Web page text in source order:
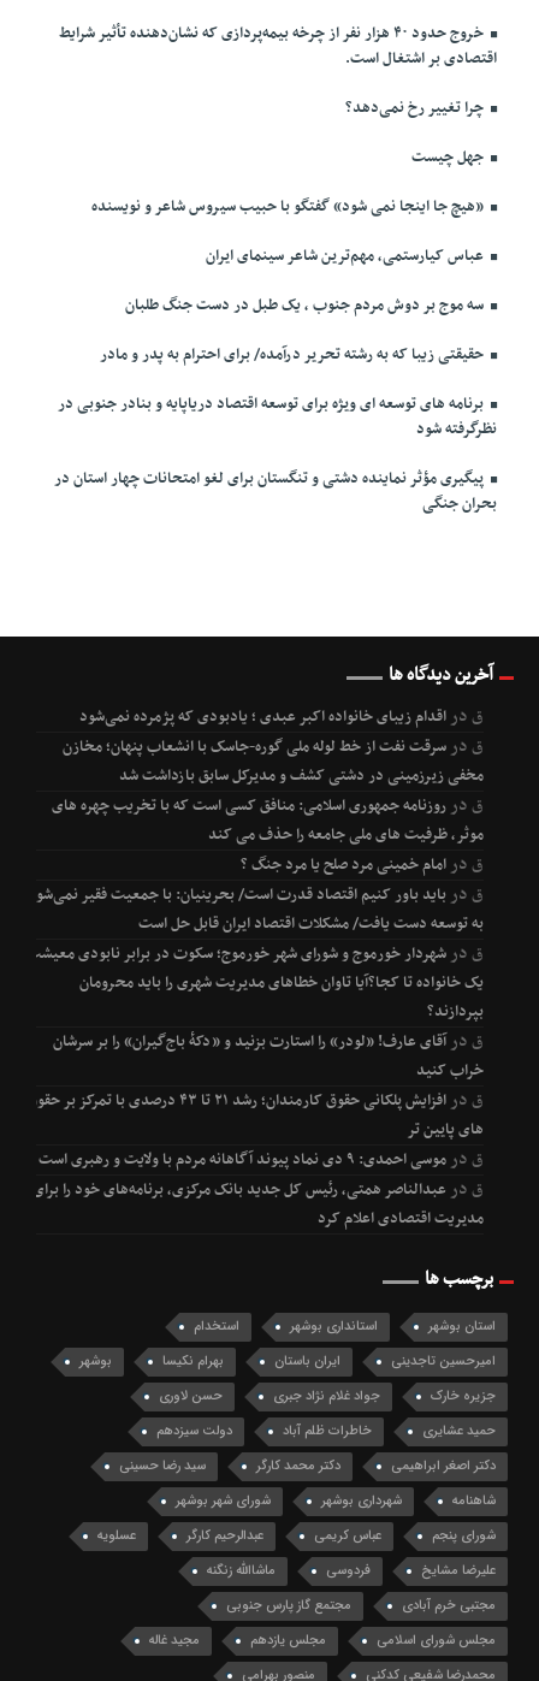
خروج حدود ۴۰ هزار نفر از چرخه بیمه‌پردازی که نشان‌دهنده تأثیر شرایط
اقتصادی بر اشتغال است.
چرا تغییر رخ نمی‌دهد؟
جهل چیست
«هیچ جا اینجا نمی شود» گفتگو با حبیب سیروس شاعر و نویسنده
عباس کیارستمی، مهم‌ترین شاعر سینمای ایران
سه موج بر دوش مردم جنوب ، یک طبل در دست جنگ طلبان
حقیقتی زیبا که به رشته تحریر درآمده/ برای احترام به پدر و مادر
برنامه های توسعه ای ویژه برای توسعه اقتصاد دریاپایه و بنادر جنوبی در
نظرگرفته شود
پیگیری مؤثر نماینده دشتی و تنگستان برای لغو امتحانات چهار استان در
بحران جنگی
آخرین دیدگاه ها
قدراقدام زیبای خانواده اکبر عبدی ؛ یادبودی که پژمرده نمی‌شود
قدرسرقت نفت از خط لوله ملی گوره-جاسک با انشعاب پنهان؛ مخازن
مخفی زیرزمینی در دشتی کشف و مدیرکل سابق بازداشت شد
قدرروزنامه جمهوری اسلامی: منافق کسی است که با تخریب چهره های
موثر، ظرفیت های ملی جامعه را حذف می کند
قدرامام خمینی مرد صلح یا مرد جنگ ؟
قدرباید باور کنیم اقتصاد قدرت است/ بحرینیان: با جمعیت فقیر نمی‌شود
به توسعه دست یافت/ مشکلات اقتصاد ایران قابل حل است
قدرشهردار خورموج و شورای شهر خورموج؛ سکوت در برابر نابودی معیشت
یک خانواده تا کجا؟آیا تاوان خطاهای مدیریت شهری را باید محرومان
بپردازند؟
قدرآقای عارف! «لودر» را استارت بزنید و «دکۀ باج‌گیران» را بر سرشان
خراب کنید
قدر
افزایش پلکانی حقوق کارمندان؛ رشد ۲۱ تا ۴۳ درصدی با تمرکز بر حقوق
های پایین تر
قدرموسی احمدی: ۹ دی نماد پیوند آگاهانه مردم با ولایت و رهبری است
قدرعبدالناصر همتی، رئیس کل جدید بانک مرکزی، برنامه‌های خود را برای
مدیریت اقتصادی اعلام کرد
برچسب ها
استان بوشهر استانداری بوشهر
استخدام
امیرحسین تاجدینی
ایران باستان بهرام نکیسا
بوشهر
جزیره خارک
جواد غلام نژاد جبری
حسن لاوری
حمید عشایری
خاطرات ظلم آباد
دولت سیزدهم
دکتر اصغر ابراهیمی
دکتر محمد کارگر
سید رضا حسینی
شاهنامه
شهرداری بوشهر
شورای شهر بوشهر
شورای پنجم
عباس کریمی عبدالرحیم کارگر
عسلویه
علیرضا مشایخ
فردوسی
ماشاالله زنگنه
مجتبی خرم آبادی
مجتمع گاز پارس جنوبی
مجلس شورای اسلامی
مجلس یازدهم
مجید غاله
محمدرضا شفیعی کدکنی
منصور بهرامی